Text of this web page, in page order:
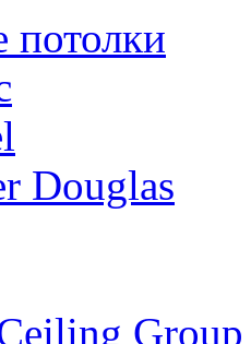
потолки
Douglas
Group